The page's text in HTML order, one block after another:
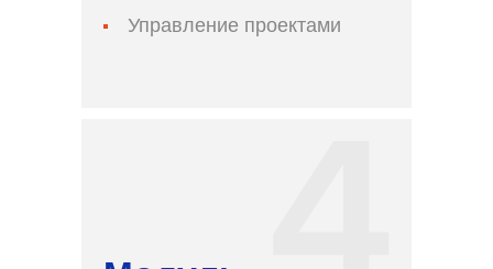
Управление проектами